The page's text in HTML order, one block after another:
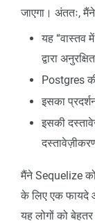
जाएगा। अंततः,
यह “वास्तव
द्वारा
Postgres
इसका
इसकी
मैंने Sequelize
के लिए एक फायदे
यह लोगों को